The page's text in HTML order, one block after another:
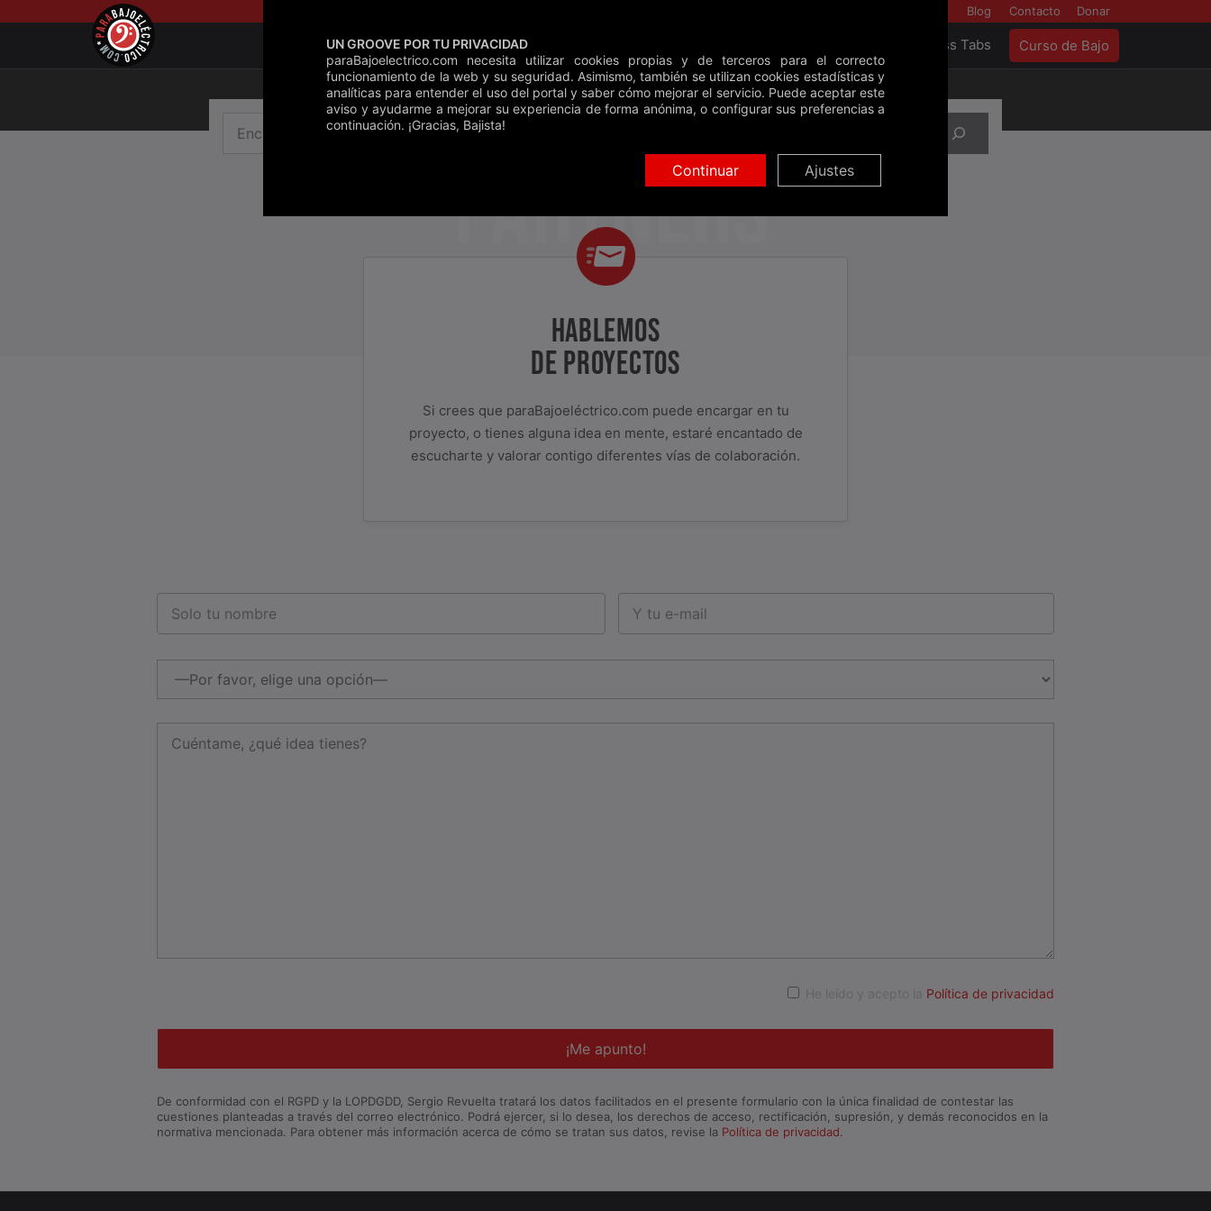
Blog Contacto Donar
Bass Tabs Curso de Bajo
Inicio»Backstage»Partners
PARTNERS
HABLEMOS
DE PROYECTOS
Si crees que paraBajoeléctrico.com puede encargar en tu
proyecto, o tienes alguna idea en mente, estaré encantado de
escucharte y valorar contigo diferentes vías de colaboración.
Política de privacidad
De conformidad con el RGPD y la LOPDGDD, Sergio Revuelta tratará los datos facilitados en el presente formulario con la única finalidad de contestar las
cuestiones planteadas a través del correo electrónico. Podrá ejercer, si lo desea, los derechos de acceso, rectificación, supresión, y demás reconocidos en la
normativa mencionada. Para obtener más información acerca de cómo se tratan sus datos, revise la Política de privacidad.
UN GROOVE POR TU PRIVACIDAD
paraBajoelectrico.com necesita utilizar cookies propias y de terceros para el correcto
funcionamiento de la web y su seguridad. Asimismo, también se utilizan cookies estadísticas y
analíticas para entender el uso del portal y saber cómo mejorar el servicio. Puede aceptar este
aviso y ayudarme a mejorar su experiencia de forma anónima, o configurar sus preferencias a
continuación. ¡Gracias, Bajista!
Continuar Ajustes